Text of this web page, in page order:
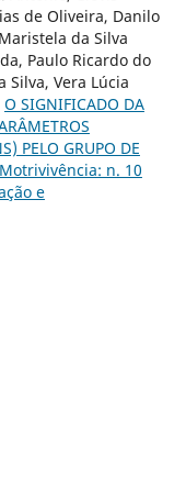
de Oliveira, Danilo
da Silva
Paulo Ricardo do
Silva, Vera Lúcia
O SIGNIFICADO DA
PELO GRUPO DE
Motrivivência: n. 10
e